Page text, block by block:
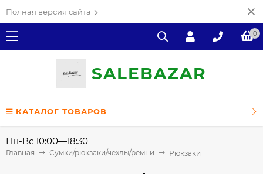
Полная версия сайта
0
SALEВAZAR
КАТАЛОГ ТОВАРОВ
Пн-Вс 10:00—18:30
Главная Сумки/рюкзаки/чехлы/ремни Рюкзаки